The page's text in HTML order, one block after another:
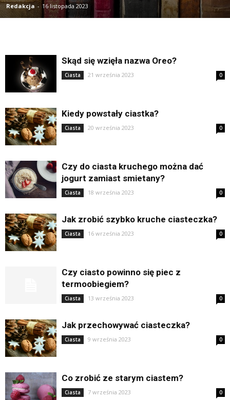
Redakcja - 16 listopada 2023
Skąd się wzięła nazwa Oreo?
Ciasta 21 września 2023 0
Kiedy powstały ciastka?
Ciasta 20 września 2023 0
Czy do ciasta kruchego można dać
jogurt zamiast smietany?
Ciasta 18 września 2023 0
Jak zrobić szybko kruche ciasteczka?
Ciasta 16 września 2023 0
Czy ciasto powinno się piec z
termoobiegiem?
Ciasta 13 września 2023 0
Jak przechowywać ciasteczka?
Ciasta 9 września 2023 0
Co zrobić ze starym ciastem?
Ciasta 7 września 2023 0